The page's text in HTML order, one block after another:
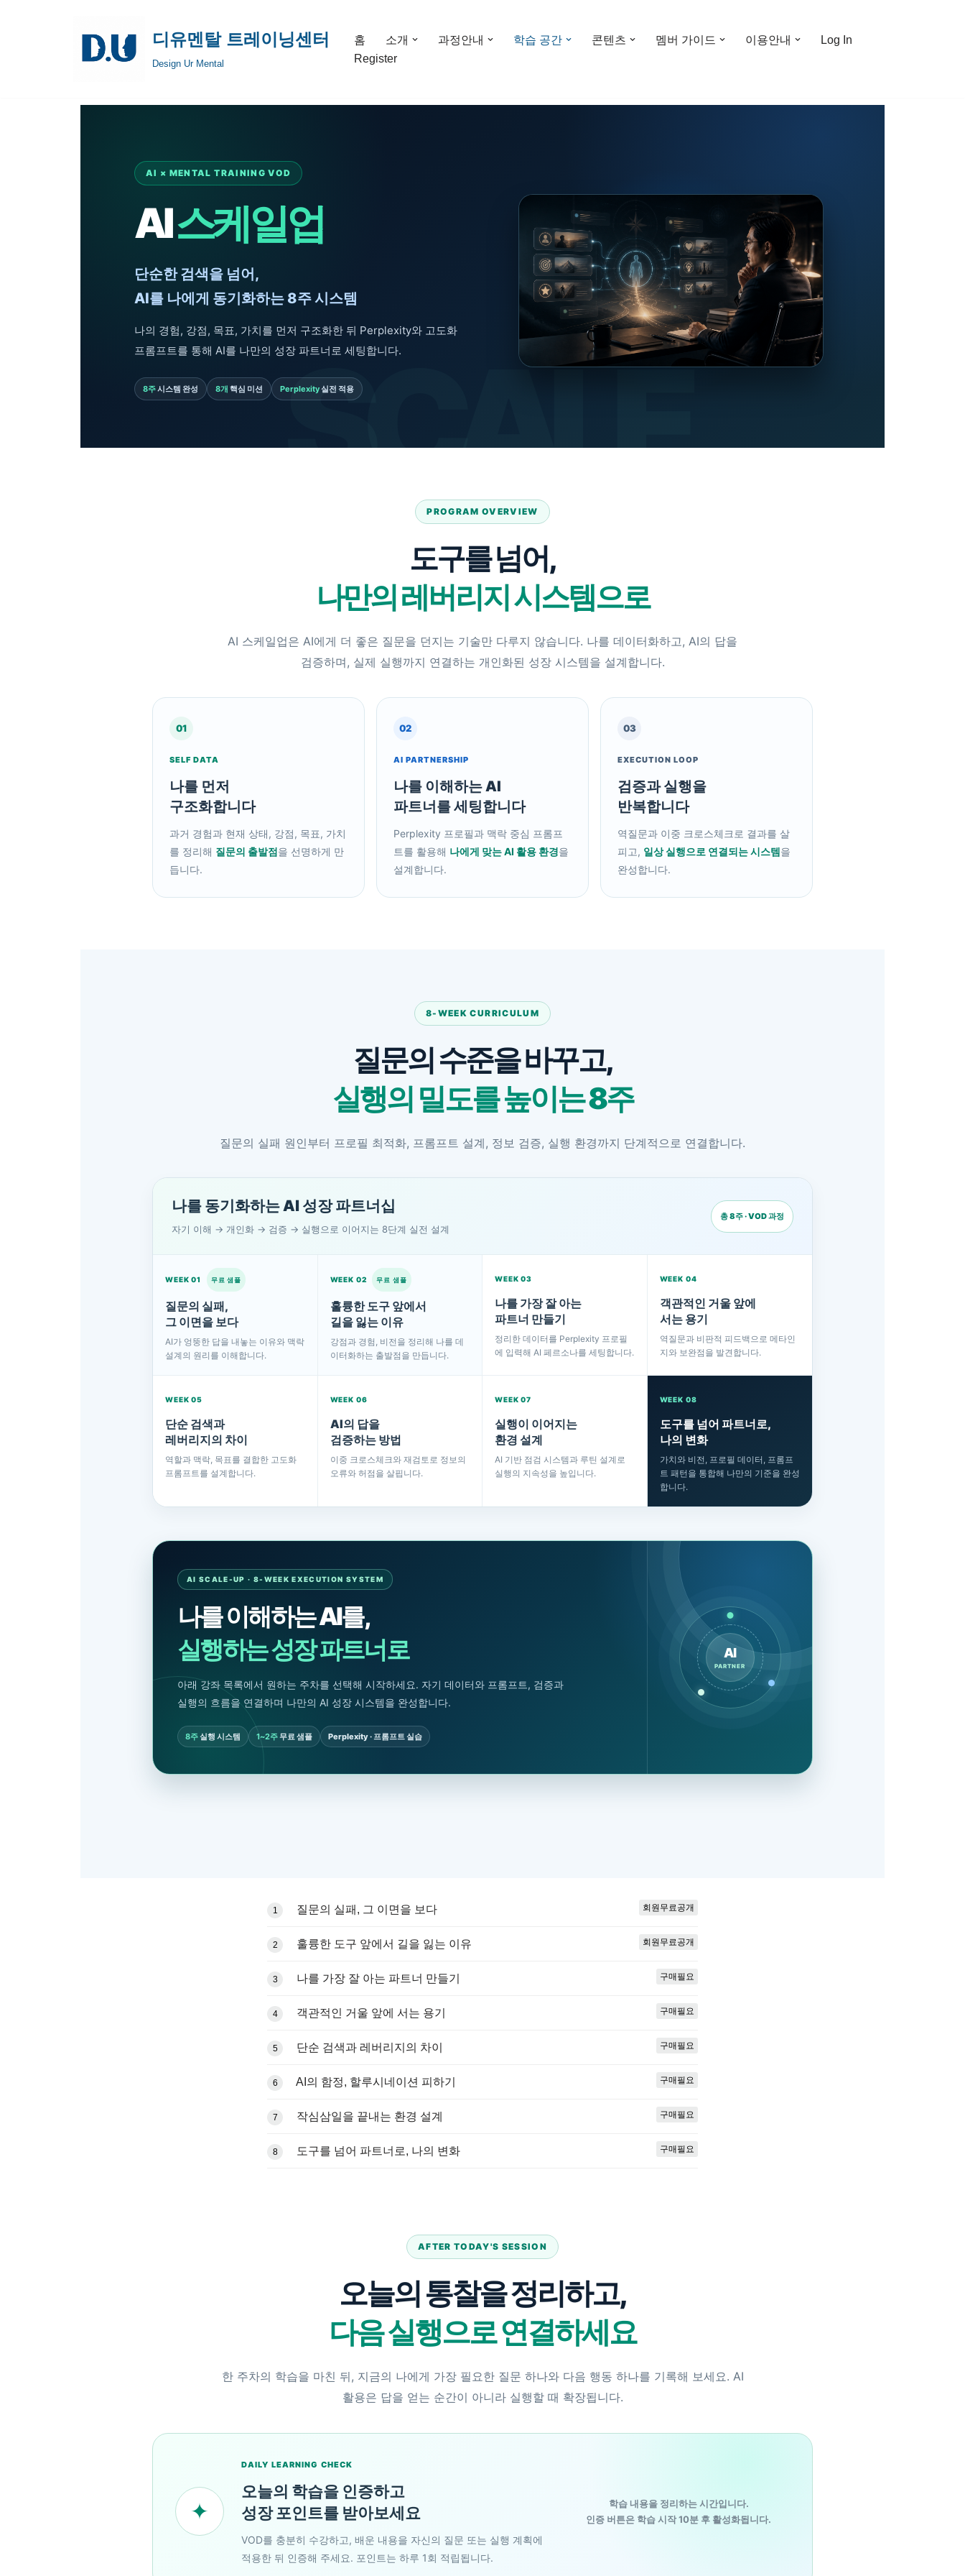
디유멘탈 트레이닝센터
Design Ur Mental
홈 소개 과정안내 학습 공간 콘텐츠 멤버 가이드 이용안내
Log In
Register
AI × MENTAL TRAINING VOD
AI스케일업
단순한 검색을 넘어,
AI를 나에게 동기화하는 8주 시스템
나의 경험, 강점, 목표, 가치를 먼저 구조화한 뒤 Perplexity와 고도화
프롬프트를 통해 AI를 나만의 성장 파트너로 세팅합니다.
8주시스템 완성 8개 핵심 미션 Perplexity실전 적용
PROGRAM OVERVIEW
도구를 넘어,
나만의 레버리지 시스템으로
AI 스케일업은 AI에게 더 좋은 질문을 던지는 기술만 다루지 않습니다. 나를 데이터화하고, AI의 답을
검증하며, 실제 실행까지 연결하는 개인화된 성장 시스템을 설계합니다.
01
SELF DATA
나를 먼저
구조화합니다
과거 경험과 현재 상태, 강점, 목표, 가치
를 정리해 질문의 출발점을 선명하게 만
듭니다.
02
AI PARTNERSHIP
나를 이해하는 AI
파트너를 세팅합니다
Perplexity 프로필과 맥락 중심 프롬프
트를 활용해 나에게 맞는 AI 활용 환경을
설계합니다.
03
EXECUTION LOOP
검증과 실행을
반복합니다
역질문과 이중 크로스체크로 결과를 살
피고, 일상 실행으로 연결되는 시스템을
완성합니다.
8-WEEK CURRICULUM
질문의 수준을 바꾸고,
실행의 밀도를 높이는 8주
질문의 실패 원인부터 프로필 최적화, 프롬프트 설계, 정보 검증, 실행 환경까지 단계적으로 연결합니다.
나를 동기화하는 AI 성장 파트너십
자기 이해 → 개인화 → 검증 → 실행으로 이어지는 8단계 실전 설계
총 8주 · VOD 과정
WEEK 01 무료 샘플
질문의 실패,
그 이면을 보다
AI가 엉뚱한 답을 내놓는 이유와 맥락
설계의 원리를 이해합니다.
WEEK 02 무료 샘플
훌륭한 도구 앞에서
길을 잃는 이유
강점과 경험, 비전을 정리해 나를 데
이터화하는 출발점을 만듭니다.
WEEK 03
나를 가장 잘 아는
파트너 만들기
정리한 데이터를 Perplexity 프로필
에 입력해 AI 페르소나를 세팅합니다.
WEEK 04
객관적인 거울 앞에
서는 용기
역질문과 비판적 피드백으로 메타인
지와 보완점을 발견합니다.
WEEK 05
단순 검색과
레버리지의 차이
역할과 맥락, 목표를 결합한 고도화
프롬프트를 설계합니다.
WEEK 06
AI의 답을
검증하는 방법
이중 크로스체크와 재검토로 정보의
오류와 허점을 살핍니다.
WEEK 07
실행이 이어지는
환경 설계
AI 기반 점검 시스템과 루틴 설계로
실행의 지속성을 높입니다.
WEEK 08
도구를 넘어 파트너로,
나의 변화
가치와 비전, 프로필 데이터, 프롬프
트 패턴을 통합해 나만의 기준을 완성
합니다.
AI SCALE-UP · 8-WEEK EXECUTION SYSTEM
나를 이해하는 AI를,
실행하는 성장 파트너로
아래 강좌 목록에서 원하는 주차를 선택해 시작하세요. 자기 데이터와 프롬프트, 검증과
실행의 흐름을 연결하며 나만의 AI 성장 시스템을 완성합니다.
8주실행 시스템 1~2주무료 샘플 Perplexity · 프롬프트 실습
AI
PARTNER
1 질문의 실패, 그 이면을 보다 회원무료공개
2 훌륭한 도구 앞에서 길을 잃는 이유 회원무료공개
3 나를 가장 잘 아는 파트너 만들기 구매필요
4 객관적인 거울 앞에 서는 용기 구매필요
5 단순 검색과 레버리지의 차이 구매필요
6 AI의 함정, 할루시네이션 피하기 구매필요
7 작심삼일을 끝내는 환경 설계 구매필요
8 도구를 넘어 파트너로, 나의 변화 구매필요
AFTER TODAY'S SESSION
오늘의 통찰을 정리하고,
다음 실행으로 연결하세요
한 주차의 학습을 마친 뒤, 지금의 나에게 가장 필요한 질문 하나와 다음 행동 하나를 기록해 보세요. AI
활용은 답을 얻는 순간이 아니라 실행할 때 확장됩니다.
✦
DAILY LEARNING CHECK
오늘의 학습을 인증하고
성장 포인트를 받아보세요
VOD를 충분히 수강하고, 배운 내용을 자신의 질문 또는 실행 계획에
적용한 뒤 인증해 주세요. 포인트는 하루 1회 적립됩니다.
학습 내용을 정리하는 시간입니다.
인증 버튼은 학습 시작 10분 후 활성화됩니다.